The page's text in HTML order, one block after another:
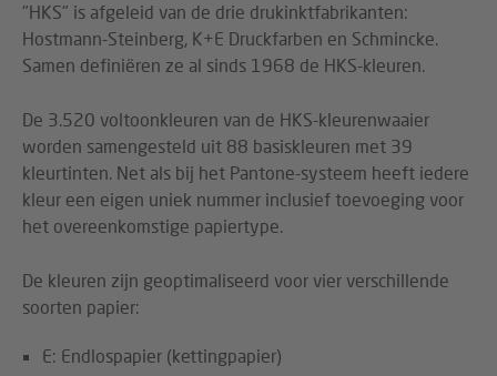
"HKS" is afgeleid van de drie drukinktfabrikanten:
Hostmann-Steinberg, K+E Druckfarben en Schmincke.
Samen definiëren ze al sinds 1968 de HKS-kleuren.
De 3.520 voltoonkleuren van de HKS-kleurenwaaier
worden samengesteld uit 88 basiskleuren met 39
kleurtinten. Net als bij het Pantone-systeem heeft iedere
kleur een eigen uniek nummer inclusief toevoeging voor
het overeenkomstige papiertype.
De kleuren zijn geoptimaliseerd voor vier verschillende
soorten papier:
E: Endlospapier (kettingpapier)